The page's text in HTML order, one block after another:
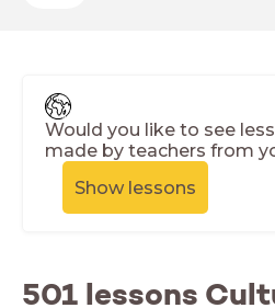
Would you like to see
made by teachers from
Show lessons
501 lessons